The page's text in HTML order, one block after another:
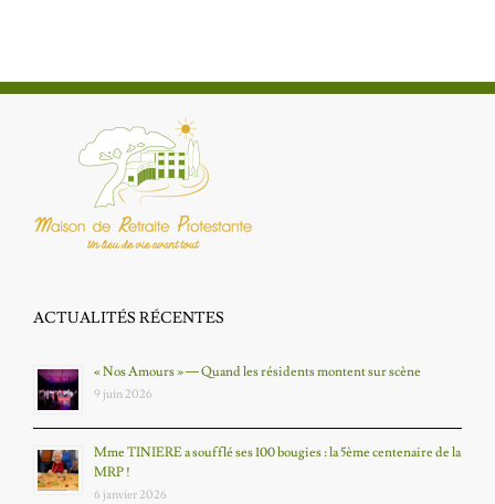
ACTUALITÉS RÉCENTES
« Nos Amours » — Quand les résidents montent sur scène
9 juin 2026
Mme TINIERE a soufflé ses 100 bougies : la 5ème centenaire de la
MRP !
6 janvier 2026